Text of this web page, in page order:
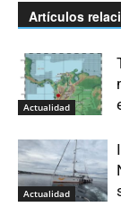
Artículos
Actualidad
Actualidad